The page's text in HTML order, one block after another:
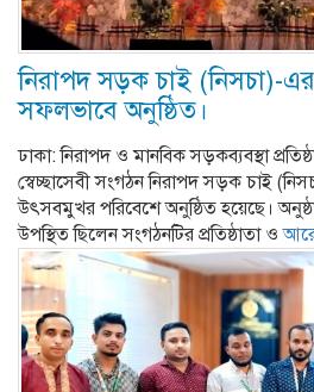
নিরাপদ সড়ক চাই (নিসচা)-
সফলভাবে অনুষ্ঠিত।
ঢাকা: নিরাপদ ও মানবিক সড়কব্যবস্থা
স্বেচ্ছাসেবী সংগঠন নিরাপদ সড়ক চাই
উৎসবমুখর পরিবেশে অনুষ্ঠিত হয়েছে।
উপস্থিত ছিলেন সংগঠনটির প্রতিষ্ঠাতা ও